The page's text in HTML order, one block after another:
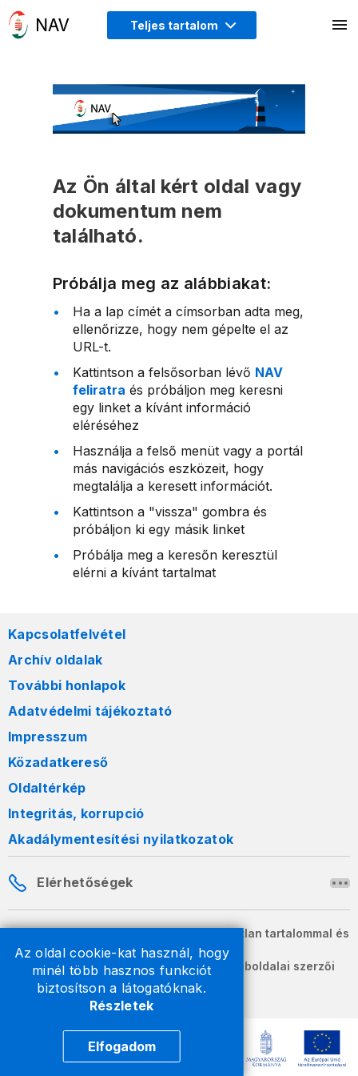
Az oldal cookie-kat használ, hogy
minél több hasznos funkciót
biztosítson a látogatóknak.
Részletek
Elfogadom
Teljes tartalom
Az Ön által kért oldal vagy
dokumentum nem
található.
Próbálja meg az alábbiakat:
Ha a lap címét a címsorban adta meg,
ellenőrizze, hogy nem gépelte el az
URL-t.
Kattintson a felsősorban lévő NAV
feliratra és próbáljon meg keresni
egy linket a kívánt információ
eléréséhez
Használja a felső menüt vagy a portál
más navigációs eszközeit, hogy
megtalálja a keresett információt.
Kattintson a "vissza" gombra és
próbáljon ki egy másik linket
Próbálja meg a keresőn keresztül
elérni a kívánt tartalmat
Kapcsolatfelvétel
Archív oldalak
További honlapok
Adatvédelmi tájékoztató
Impresszum
Közadatkereső
Oldaltérkép
Integritás, korrupció
Akadálymentesítési nyilatkozatok
Elérhetőségek
A honlapon szereplő információk változatlan tartalommal és
formában szabadon terjeszthetők.
2026 © A Nemzeti Adó- és Vámhivatal weboldalai szerzői
jogvédelem alatt állnak.